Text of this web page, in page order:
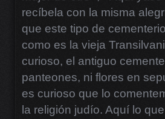
recíbela con la misma
que este tipo de
como es la vieja
curioso, el antiguo
panteones, ni flores en
es curioso que lo
la religión judío. Aquí lo